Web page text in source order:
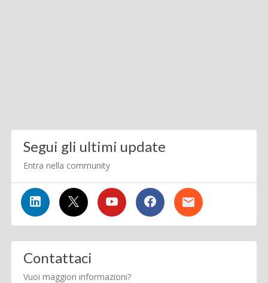
Segui gli ultimi update
Entra nella community
Contattaci
Vuoi maggiori informazioni?